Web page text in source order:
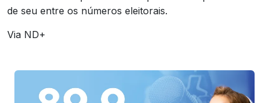
de seu entre os números eleitorais.
Via ND+